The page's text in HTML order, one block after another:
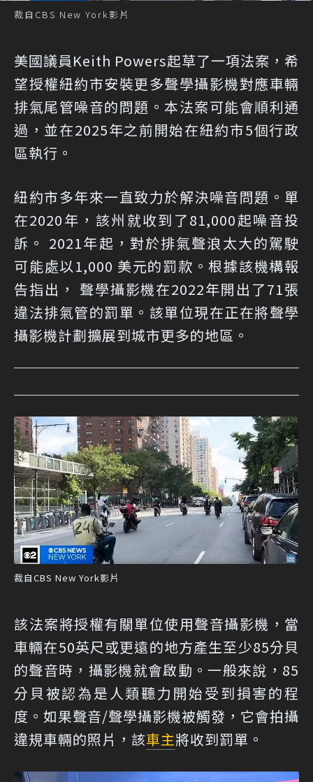
裁自CBS New York影片
美國議員Keith Powers起草了一項法案，希
望授權紐約市安裝更多聲學攝影機對應車輛
排氣尾管噪音的問題。本法案可能會順利通
過，並在2025年之前開始在紐約市5個行政
區執行。
紐約市多年來一直致力於解決噪音問題。單
在2020年，該州就收到了81,000起噪音投
訴。 2021年起，對於排氣聲浪太大的駕駛
可能處以1,000 美元的罰款。根據該機構報
告指出， 聲學攝影機在2022年開出了71張
違法排氣管的罰單。該單位現在正在將聲學
攝影機計劃擴展到城市更多的地區。
裁自CBS New York影片
該法案將授權有關單位使用聲音攝影機，當
車輛在50英尺或更遠的地方產生至少85分貝
的聲音時，攝影機就會啟動。一般來說，85
分貝被認為是人類聽力開始受到損害的程
度。如果聲音/聲學攝影機被觸發，它會拍攝
違規車輛的照片，該車主將收到罰單。